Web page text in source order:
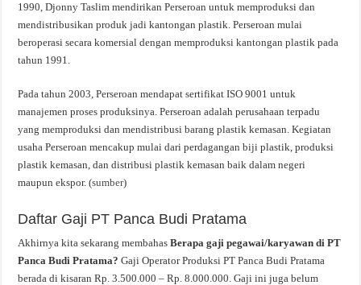
1990, Djonny Taslim mendirikan Perseroan untuk memproduksi dan
mendistribusikan produk jadi kantongan plastik. Perseroan mulai
beroperasi secara komersial dengan memproduksi kantongan plastik pada
tahun 1991.
Pada tahun 2003, Perseroan mendapat sertifikat ISO 9001 untuk
manajemen proses produksinya. Perseroan adalah perusahaan terpadu
yang memproduksi dan mendistribusi barang plastik kemasan. Kegiatan
usaha Perseroan mencakup mulai dari perdagangan biji plastik, produksi
plastik kemasan, dan distribusi plastik kemasan baik dalam negeri
maupun ekspor. (sumber)
Daftar Gaji PT Panca Budi Pratama
Akhirnya kita sekarang membahasBerapa gaji pegawai/karyawan di PT
Panca Budi Pratama? Gaji Operator Produksi PT Panca Budi Pratama
berada di kisaran Rp. 3.500.000 – Rp. 8.000.000. Gaji ini juga belum